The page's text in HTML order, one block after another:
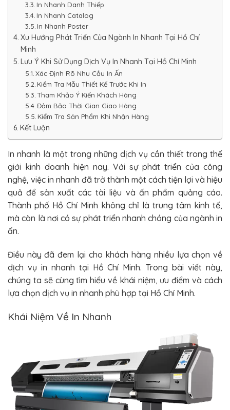
In Nhanh Danh Thiếp
In Nhanh Catalog
In Nhanh Poster
Xu Hướng Phát Triển Của Ngành In Nhanh Tại Hồ Chí
Minh
Lưu Ý Khi Sử Dụng Dịch Vụ In Nhanh Tại Hồ Chí Minh
Xác Định Rõ Nhu Cầu In Ấn
Kiểm Tra Mẫu Thiết Kế Trước Khi In
Tham Khảo Ý Kiến Khách Hàng
Đảm Bảo Thời Gian Giao Hàng
Kiểm Tra Sản Phẩm Khi Nhận Hàng
Kết Luận
In nhanh là một trong những dịch vụ cần thiết trong thế
giới kinh doanh hiện nay. Với sự phát triển của công
nghệ, việc in nhanh đã trở thành một cách tiện lợi và hiệu
quả để sản xuất các tài liệu và ấn phẩm quảng cáo.
Thành phố Hồ Chí Minh không chỉ là trung tâm kinh tế,
mà còn là nơi có sự phát triển nhanh chóng của ngành in
ấn.
Điều này đã đem lại cho khách hàng nhiều lựa chọn về
dịch vụ in nhanh tại Hồ Chí Minh. Trong bài viết này,
chúng ta sẽ cùng tìm hiểu về khái niệm, ưu điểm và cách
lựa chọn dịch vụ in nhanh phù hợp tại Hồ Chí Minh.
Khái Niệm Về In Nhanh